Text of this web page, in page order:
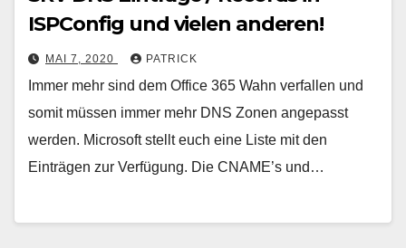
ISPConfig und vielen anderen!
MAI 7, 2020 PATRICK
Immer mehr sind dem Office 365 Wahn verfallen und
somit müssen immer mehr DNS Zonen angepasst
werden. Microsoft stellt euch eine Liste mit den
Einträgen zur Verfügung. Die CNAME’s und…